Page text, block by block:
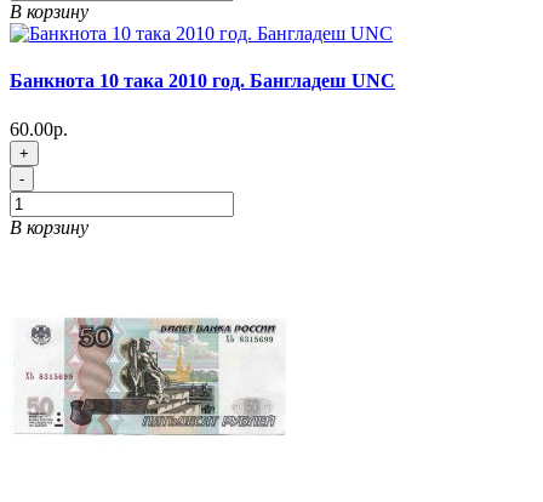
В корзину
Банкнота 10 така 2010 год. Бангладеш UNC
60.00р.
+
-
В корзину